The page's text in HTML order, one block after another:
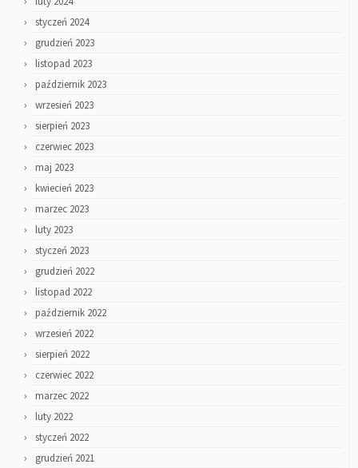
styczeń 2024
grudzień 2023
listopad 2023
październik 2023
wrzesień 2023
sierpień 2023
czerwiec 2023
maj 2023
kwiecień 2023
marzec 2023
luty 2023
styczeń 2023
grudzień 2022
listopad 2022
październik 2022
wrzesień 2022
sierpień 2022
czerwiec 2022
marzec 2022
luty 2022
styczeń 2022
grudzień 2021